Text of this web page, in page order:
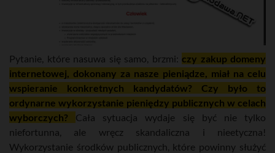
Pytanie, które nasuwa się samo, brzmi: czy zakup domeny
internetowej, dokonany za nasze pieniądze, miał na celu
wspieranie konkretnych kandydatów? Czy było to
ordynarne wykorzystanie pieniędzy publicznych w celach
wyborczych? Cała sytuacja wydaje się być nie tylko
niefortunna, ale wręcz skandaliczna i nieetyczna!
Wykorzystanie środków publicznych, które powinny służyć